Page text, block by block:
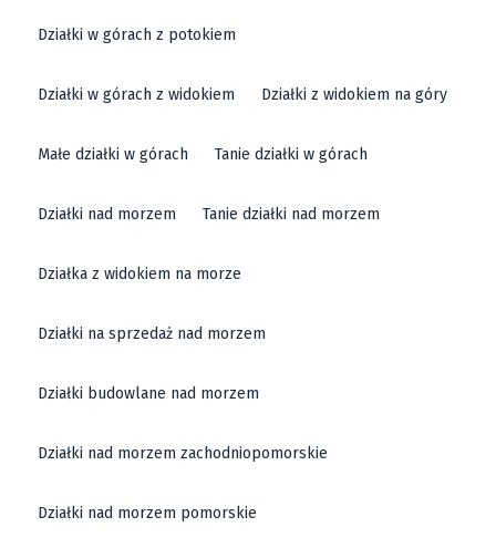
Działki w górach z potokiem
Działki w górach z widokiem Działki z widokiem na góry
Małe działki w górach Tanie działki w górach
Działki nad morzem Tanie działki nad morzem
Działka z widokiem na morze
Działki na sprzedaż nad morzem
Działki budowlane nad morzem
Działki nad morzem zachodniopomorskie
Działki nad morzem pomorskie